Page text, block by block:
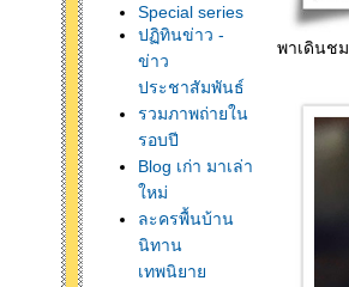
Special series
ปฏิทินข่าว -
ข่าว
ประชาสัมพันธ์
รวมภาพถ่ายใน
รอบปี
Blog เก่า มาเล่า
หม่
ละครพื้นบ้าน
นิทาน
เทพนิยา
พาเดินช